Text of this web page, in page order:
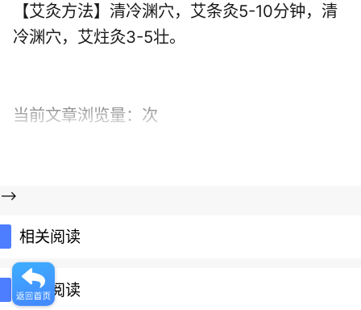
【艾灸方法】清冷渊穴，艾条灸5-10分钟，清
冷渊穴，艾炷灸3-5壮。
当前文章浏览量： 次
-->
相关阅读
推荐阅读